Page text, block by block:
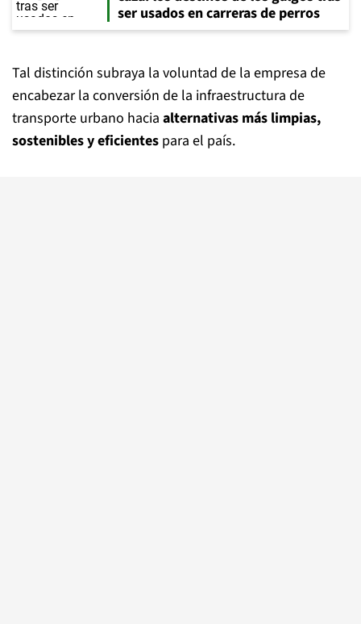
ser usados en carreras de perros
Tal distinción subraya la voluntad de la empresa de
encabezar la conversión de la infraestructura de
transporte urbano hacia alternativas más limpias,
sostenibles y eficientes para el país.